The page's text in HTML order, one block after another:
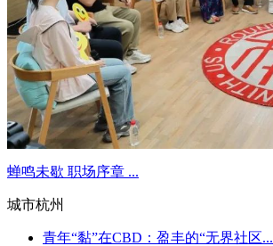
蝉鸣未歇 职场序章 ...
城市杭州
青年“黏”在CBD：盈丰的“无界社区...